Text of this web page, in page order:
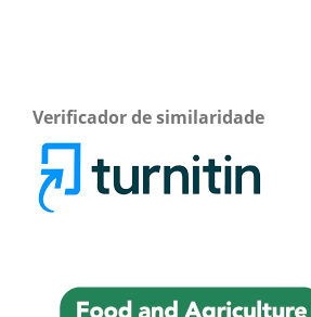
Verificador de similaridade